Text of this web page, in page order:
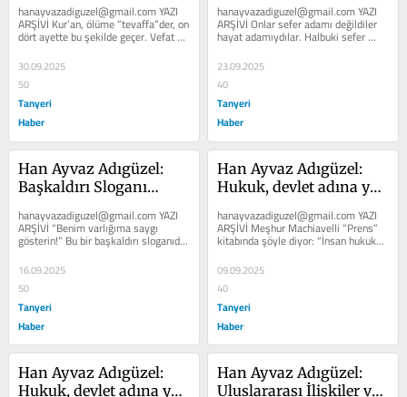
hanayvazadiguzel@gmail.com YAZI
ARŞİVİ Kur’an, ölüme “tevaffa”der, on
dört ayette bu şekilde geçer. Vefat
sözcüğünün...
30.09.2025
50
Tanyeri
Haber
hanayvazadiguzel@gmail.com YAZI
ARŞİVİ Onlar sefer adamı değildiler
hayat adamıydılar. Halbuki sefer
sevinci var bende, süvarinin...
23.09.2025
40
Tanyeri
Haber
Han Ayvaz Adıgüzel:
Başkaldırı Sloganı…
hanayvazadiguzel@gmail.com YAZI
ARŞİVİ “Benim varlığıma saygı
gösterin!” Bu bir başkaldırı sloganıdır.
Bu sözden şunu...
16.09.2025
50
Tanyeri
Haber
Han Ayvaz Adıgüzel:
Hukuk, devlet adına yok
hanayvazadiguzel@gmail.com YAZI
ARŞİVİ Meşhur Machiavelli “Prens”
kitabında şöyle diyor: “İnsan hukuku
devlet adına yok...
09.09.2025
40
Tanyeri
Haber
Han Ayvaz Adıgüzel:
Hukuk, devlet adına yok
Han Ayvaz Adıgüzel:
Uluslararası İlişkiler ve